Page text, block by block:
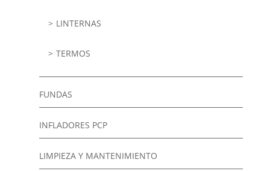
LINTERNAS
TERMOS
FUNDAS
INFLADORES PCP
LIMPIEZA Y MANTENIMIENTO